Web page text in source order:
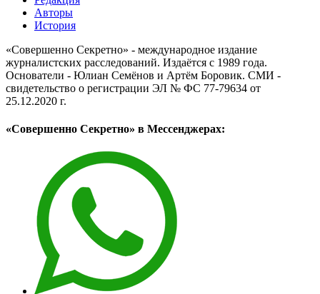
Авторы
История
«Совершенно Секретно» - международное издание
журналистских расследований. Издаётся с 1989 года.
Основатели - Юлиан Семёнов и Артём Боровик. CМИ -
свидетельство о регистрации ЭЛ № ФС 77-79634 от
25.12.2020 г.
«Совершенно Секретно» в Мессенджерах: